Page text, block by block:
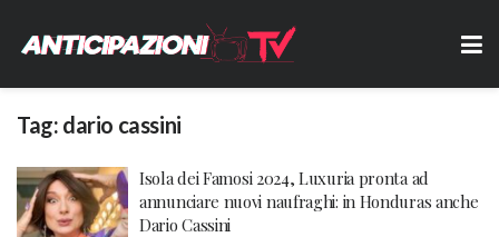
Tag: dario cassini
Isola dei Famosi 2024, Luxuria pronta ad
annunciare nuovi naufraghi: in Honduras anche
Dario Cassini